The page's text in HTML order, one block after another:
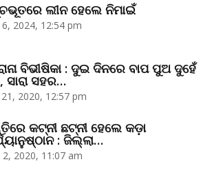
ଲୀନ ହେଲେ ନିମାଇଁ
2024, 12:54 pm
ବିଭୀଷିକା : ଦୁଇ ଦିନରେ ବାପ ପୁଅ ଦୁହେଁ
ସାରା ସହର…
21, 2020, 12:57 pm
କଟ୍‌ନୀ ଛଟ୍‌ନୀ ହେଲେ କଡ଼ା
: ଜିଲ୍ଲା…
2, 2020, 11:07 am